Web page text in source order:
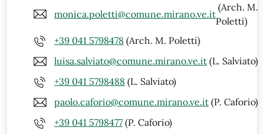
monica.poletti@comune.mirano.ve.it
(Arch. M.
Poletti)
+39 041 5798478 (Arch. M. Poletti)
luisa.salviato@comune.mirano.ve.it (L. Salviato)
+39 041 5798488 (L. Salviato)
paolo.caforio@comune.mirano.ve.it (P. Caforio)
+39 041 5798477 (P. Caforio)